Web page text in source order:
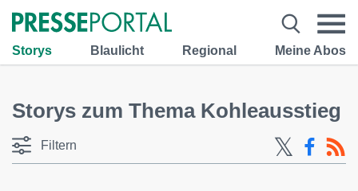
Storys Blaulicht Regional Meine Abos
Storys zum Thema Kohleausstieg
Filtern